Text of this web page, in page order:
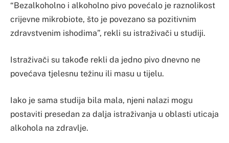
“Bezalkoholno i alkoholno pivo povećalo je raznolikost
crijevne mikrobiote, što je povezano sa pozitivnim
zdravstvenim ishodima”, rekli su istraživači u studiji.
Istraživači su takođe rekli da jedno pivo dnevno ne
povećava tjelesnu težinu ili masu u tijelu.
Iako je sama studija bila mala, njeni nalazi mogu
postaviti presedan za dalja istraživanja u oblasti uticaja
alkohola na zdravlje.